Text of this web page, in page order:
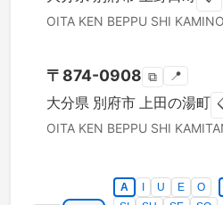
OITA KEN BEPPU SHI
〒 874-0908 ⧉ 📍
大分県 別府市 上田の湯町
OITA KEN BEPPU SHI
A U E O